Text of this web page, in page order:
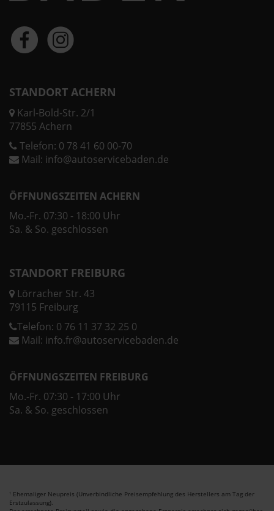
STANDORT ACHERN
Karl-Bold-Str. 2/1
77855 Achern
Telefon: 0 78 41 60 00-70
Mail: info@autoservicebaden.de
ÖFFNUNGSZEITEN ACHERN
Mo.-Fr. 07:30 - 18:00 Uhr
Sa. & So. geschlossen
STANDORT FREIBURG
Lörracher Str. 43
79115 Freiburg
Telefon: 0 76 11 37 32 25 0
Mail: info.fr@autoservicebaden.de
ÖFFNUNGSZEITEN FREIBURG
Mo.-Fr. 07:30 - 17:00 Uhr
Sa. & So. geschlossen
1 Ehemaliger Neupreis (Unverbindliche Preisempfehlung des Herstellers am Tag der
Erstzulassung).